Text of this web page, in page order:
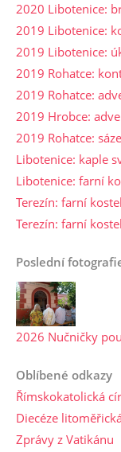
2020 Libotenice:
2019 Libotenice:
2019 Libotenice:
2019 Rohatce:
2019 Rohatce:
2019 Hrobce:
2019 Rohatce:
Libotenice: kaple
Libotenice: farní
Terezín: farní
Terezín: farní
Poslední
2026 Nučničky
Oblíbené odkazy
Římskokatolická
Diecéze
Zprávy z Vatikánu